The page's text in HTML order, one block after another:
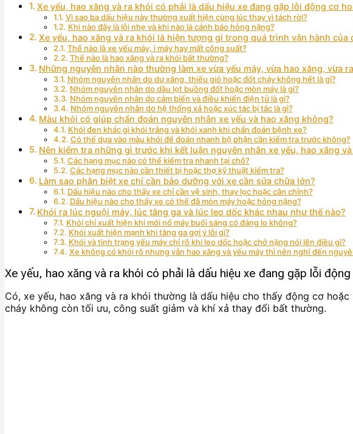
Xe yếu, hao xăng và ra khói có phải là dấu hiệu xe đang gặp lỗi động cơ
Vì sao ba dấu hiệu này thường xuất hiện cùng lúc thay vì tách rời?
Khi nào đây là lỗi nhẹ và khi nào là cảnh báo hỏng nặng?
Xe yếu, hao xăng và ra khói là hiện tượng gì trong quá trình vận hành của
Thế nào là xe yếu máy, ì máy hay mất công suất?
Thế nào là hao xăng và ra khói bất thường?
Những nguyên nhân nào thường làm xe vừa yếu máy, vừa hao xăng, vừa
Nhóm nguyên nhân do dư xăng, thiếu gió hoặc đốt cháy không hết là gì?
Nhóm nguyên nhân do dầu lọt buồng đốt hoặc mòn máy là gì?
Nhóm nguyên nhân do cảm biến và điều khiển điện tử là gì?
Nhóm nguyên nhân do hệ thống xả hoặc xúc tác bị tắc là gì?
Màu khói có giúp chẩn đoán nguyên nhân xe yếu và hao xăng không?
Khói đen khác gì khói trắng và khói xanh khi chẩn đoán bệnh xe?
Có thể dựa vào màu khói để đoán nhanh bộ phận cần kiểm tra trước không?
Nên kiểm tra những gì trước khi kết luận nguyên nhân xe yếu, hao xăng
Các hạng mục nào có thể kiểm tra nhanh tại chỗ?
Các hạng mục nào cần thiết bị hoặc thợ kỹ thuật kiểm tra?
Làm sao phân biệt xe chỉ cần bảo dưỡng với xe cần sửa chữa lớn?
Dấu hiệu nào cho thấy xe chỉ cần vệ sinh, thay lọc hoặc cân chỉnh?
Dấu hiệu nào cho thấy xe có thể đã mòn máy hoặc hỏng nặng?
Khói ra lúc nguội máy, lúc tăng ga và lúc leo dốc khác nhau như thế nào?
Khói chỉ xuất hiện khi mới nổ máy buổi sáng có đáng lo không?
Khói xuất hiện mạnh khi tăng ga gợi ý lỗi gì?
Khói và tình trạng yếu máy chỉ rõ khi leo dốc hoặc chở nặng nói lên điều gì?
Xe không có khói rõ nhưng vẫn hao xăng và yếu máy thì nên nghĩ đến
Xe yếu, hao xăng và ra khói có phải là dấu hiệu xe đang gặp lỗi
Có, xe yếu, hao xăng và ra khói thường là dấu hiệu cho thấy động cơ
cháy không còn tối ưu, công suất giảm và khí xả thay đổi bất thường.